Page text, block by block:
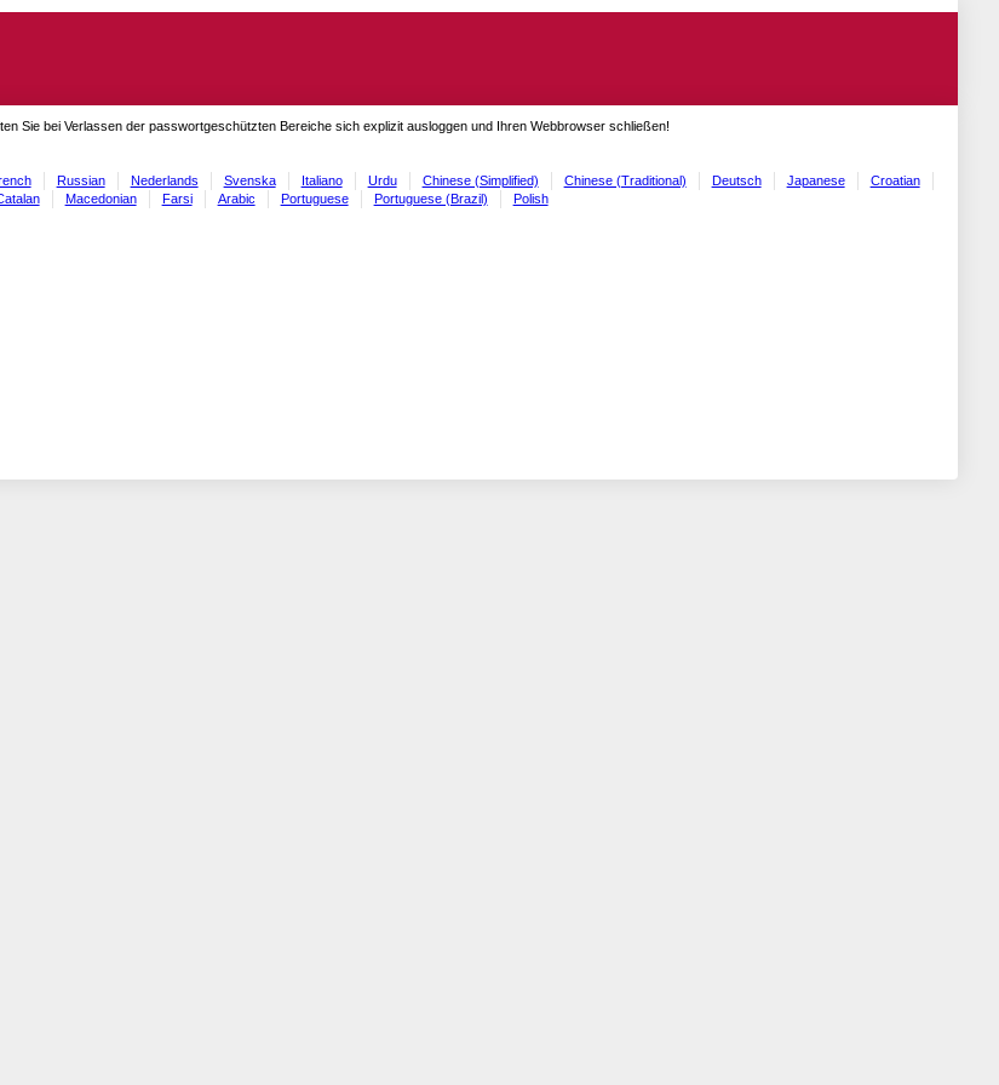
Sie bei Verlassen der passwortgeschützten Bereiche sich explizit ausloggen und Ihren Webbrowser schließen!
Russian Nederlands Svenska Italiano Urdu Chinese (Simplified) Chinese (Traditional) Deutsch Japanese
Croatian
Macedonian Farsi Arabic Portuguese Portuguese (Brazil) Polish